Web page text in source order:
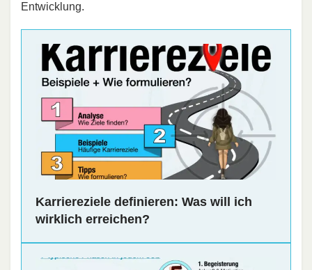
Entwicklung.
Karriereziele definieren: Was will ich
wirklich erreichen?